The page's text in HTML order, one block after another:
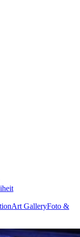
Art GalleryFoto &